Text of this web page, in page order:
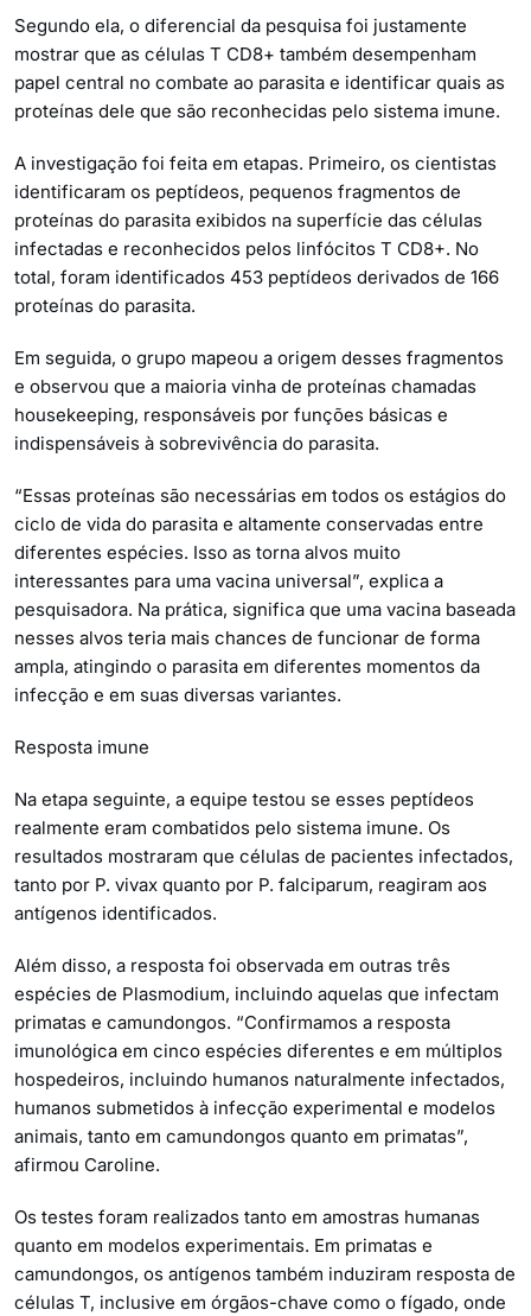
Segundo ela, o diferencial da pesquisa foi justamente
mostrar que as células T CD8+ também desempenham
papel central no combate ao parasita e identificar quais as
proteínas dele que são reconhecidas pelo sistema imune.
A investigação foi feita em etapas. Primeiro, os cientistas
identificaram os peptídeos, pequenos fragmentos de
proteínas do parasita exibidos na superfície das células
infectadas e reconhecidos pelos linfócitos T CD8+. No
total, foram identificados 453 peptídeos derivados de 166
proteínas do parasita.
Em seguida, o grupo mapeou a origem desses fragmentos
e observou que a maioria vinha de proteínas chamadas
housekeeping, responsáveis por funções básicas e
indispensáveis à sobrevivência do parasita.
“Essas proteínas são necessárias em todos os estágios do
ciclo de vida do parasita e altamente conservadas entre
diferentes espécies. Isso as torna alvos muito
interessantes para uma vacina universal”, explica a
pesquisadora. Na prática, significa que uma vacina baseada
nesses alvos teria mais chances de funcionar de forma
ampla, atingindo o parasita em diferentes momentos da
infecção e em suas diversas variantes.
Resposta imune
Na etapa seguinte, a equipe testou se esses peptídeos
realmente eram combatidos pelo sistema imune. Os
resultados mostraram que células de pacientes infectados,
tanto por P. vivax quanto por P. falciparum, reagiram aos
antígenos identificados.
Além disso, a resposta foi observada em outras três
espécies de Plasmodium, incluindo aquelas que infectam
primatas e camundongos. “Confirmamos a resposta
imunológica em cinco espécies diferentes e em múltiplos
hospedeiros, incluindo humanos naturalmente infectados,
humanos submetidos à infecção experimental e modelos
animais, tanto em camundongos quanto em primatas”,
afirmou Caroline.
Os testes foram realizados tanto em amostras humanas
quanto em modelos experimentais. Em primatas e
camundongos, os antígenos também induziram resposta de
células T, inclusive em órgãos-chave como o fígado, onde